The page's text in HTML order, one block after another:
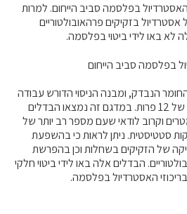
ריכוזי האסטרדיול בפלסמה סביב הייחום. למרות
אסטרדיול בזקיקים פרהאובולטוריים
לא באו לידי ביטוי בפלסמה.
הנבדק, ומבנה הניסוי הדורש עבודה
אינטנסיבית, עבדנו על מדגם של 12 פרות. במדגם זה נמצאו הבדלים
וקרוב לודאי שעם מספר רב יותר של
סטטיסטית. ניתן לראות כי בהשפעת
של הזקיקים בשחלות וכן בהפרשת
הבדלים אלה באו לידי ביטוי חלקי
האסטרדיול בפלסמה.